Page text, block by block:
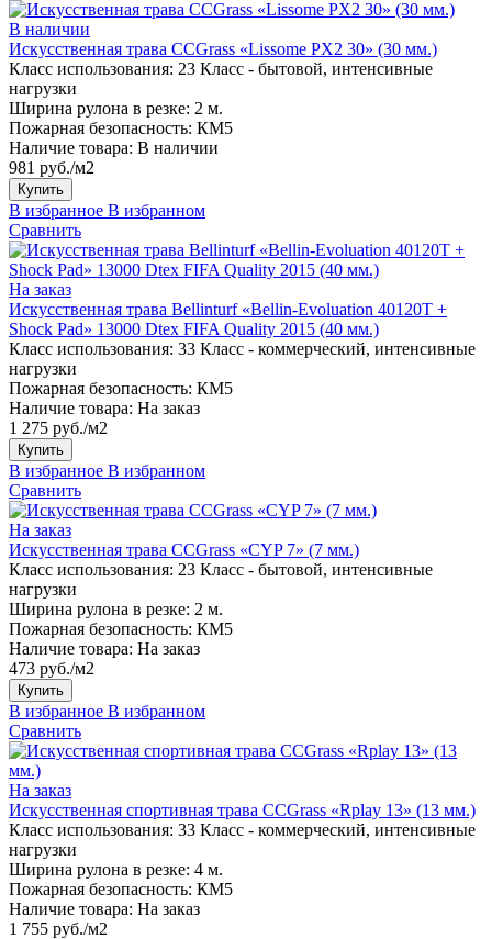
В наличии
Искусственная трава CCGrass «Lissome PX2 30» (30 мм.)
Класс использования: 23 Класс - бытовой, интенсивные
нагрузки
Ширина рулона в резке: 2 м.
Пожарная безопасность: КМ5
Наличие товара: В наличии
981 руб./м2
Купить
В избранное В избранном
Сравнить
На заказ
Искусственная трава Bellinturf «Bellin-Evoluation 40120T +
Shock Pad» 13000 Dtex FIFA Quality 2015 (40 мм.)
Класс использования: 33 Класс - коммерческий, интенсивные
нагрузки
Пожарная безопасность: КМ5
Наличие товара: На заказ
1 275 руб./м2
Купить
В избранное В избранном
Сравнить
На заказ
Искусственная трава CCGrass «CYP 7» (7 мм.)
Класс использования: 23 Класс - бытовой, интенсивные
нагрузки
Ширина рулона в резке: 2 м.
Пожарная безопасность: КМ5
Наличие товара: На заказ
473 руб./м2
Купить
В избранное В избранном
Сравнить
На заказ
Искусственная спортивная трава CCGrass «Rplay 13» (13 мм.)
Класс использования: 33 Класс - коммерческий, интенсивные
нагрузки
Ширина рулона в резке: 4 м.
Пожарная безопасность: КМ5
Наличие товара: На заказ
1 755 руб./м2